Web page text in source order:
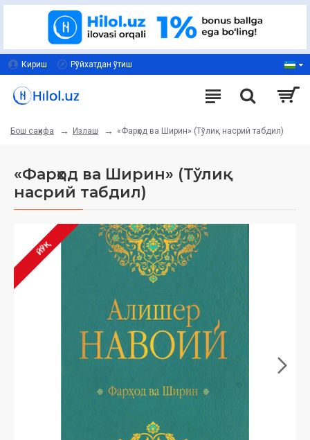
Кириш Рўйхатдан ўтиш
Бош саҳифа Излаш «Фарҳод ва Ширин» (Тўлиқ насрий табдил)
«Фарҳод ва Ширин» (Тўлиқ
насрий табдил)
ЙЎҚ